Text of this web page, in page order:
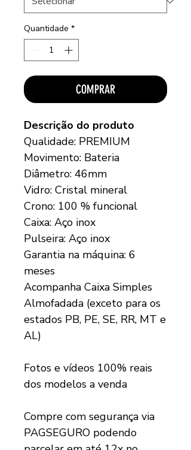
Quantidade *
COMPRAR
Descrição do produto
Qualidade: PREMIUM
Movimento: Bateria
Diâmetro: 46mm
Vidro: Cristal mineral
Crono: 100 % funcional
Caixa: Aço inox
Pulseira: Aço inox
Garantia na máquina: 6
meses
Acompanha Caixa Simples
Almofadada (exceto para os
estados PB, PE, SE, RR, MT e
AL)
Fotos e vídeos 100% reais
dos modelos a venda
Compre com segurança via
PAGSEGURO podendo